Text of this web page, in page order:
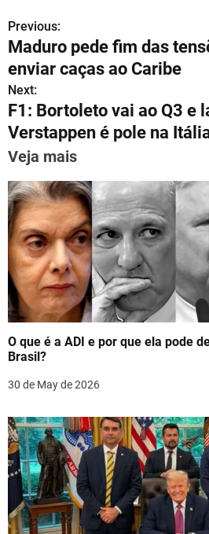
at
s
A
p
p
gr
a
m
e
b
o
o
ai
l
e
P
o
s
t
n
a
v
i
g
a
t
i
o
n
Previous:
Maduro pede fim das
enviar caças ao Caribe
Next:
F1: Bortoleto vai ao Q3 e
Verstappen é pole na
Veja mais
O que é a ADI e por que ela pode
Brasil?
30 de May de 2026